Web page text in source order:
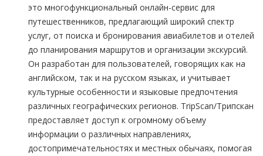
это многофункциональный онлайн-сервис для
путешественников, предлагающий широкий спектр
услуг, от поиска и бронирования авиабилетов и отелей
до планирования маршрутов и организации экскурсий.
Он разработан для пользователей, говорящих как на
английском, так и на русском языках, и учитывает
культурные особенности и языковые предпочтения
различных географических регионов. TripScan/Трипскан
предоставляет доступ к огромному объему
информации о различных направлениях,
достопримечательностях и местных обычаях, помогая